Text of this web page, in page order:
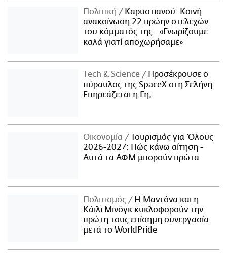
Πολιτική
Καρυστιανού: Κοινή
ανακοίνωση 22 πρώην στελεχών
του κόμματός της - «Γνωρίζουμε
καλά γιατί αποχωρήσαμε»
Τech & Science
Προσέκρουσε ο
πύραυλος της SpaceX στη Σελήνη:
Επηρεάζεται η Γη;
Οικονομία
Τουρισμός για Όλους
2026-2027: Πώς κάνω αίτηση -
Αυτά τα ΑΦΜ μπορούν πρώτα
Πολιτισμός
Η Μαντόνα και η
Κάιλι Μινόγκ κυκλοφορούν την
πρώτη τους επίσημη συνεργασία
μετά το WorldPride